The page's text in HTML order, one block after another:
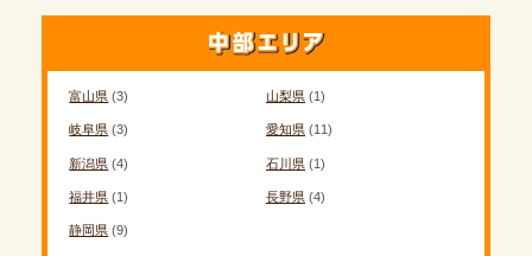
富山県 (3) 山梨県(1)
岐阜県 (3) 愛知県(11)
新潟県 (4) 石川県(1)
福井県 (1) 長野県(4)
静岡県 (9)